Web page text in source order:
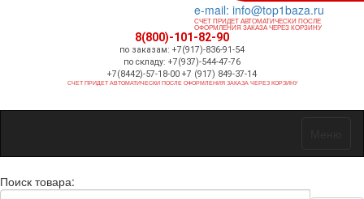
e-mail: info@top1baza.ru
СЧЕТ ПРИДЕТ АВТОМАТИЧЕСКИ ПОСЛЕ
ОФОРМЛЕНИЯ ЗАКАЗА ЧЕРЕЗ КОРЗИНУ
8(800)-101-82-90
по заказам: +7(917)-836-91-54
по складу: +7(937)-544-47-76
+7(8442)-57-18-00 +7 (917) 849-37-14
СЧЕТ ПРИДЕТ АВТОМАТИЧЕСКИ ПОСЛЕ ОФОРМЛЕНИЯ ЗАКАЗА ЧЕРЕЗ КОРЗИНУ
Поиск товара: